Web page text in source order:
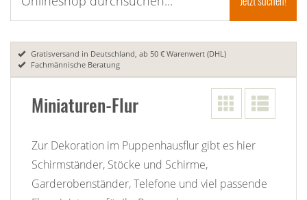
Gratisversand in Deutschland, ab 50 € Warenwert (DHL)
Fachmännische Beratung
Miniaturen-Flur
Zur Dekoration im Puppenhausflur gibt es hier
Schirmständer, Stöcke und Schirme,
Garderobenständer, Telefone und viel passende